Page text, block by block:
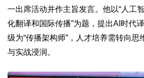
一出席活动并作主旨发言。他以“人工
化翻译和国际传播”为题，提出AI时代
级为“传播架构师”，人才培养需转向思
与实战浸润。